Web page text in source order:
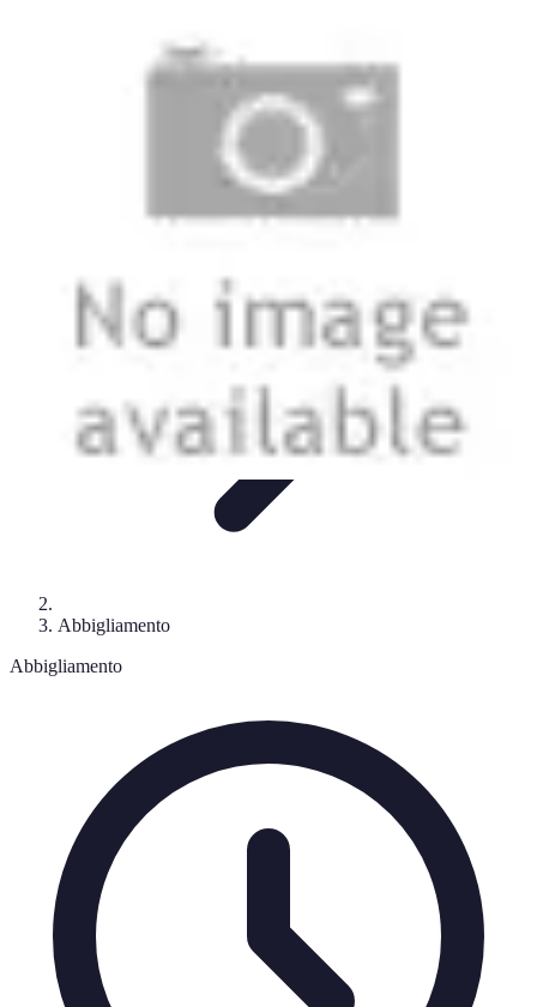
Consigli di StileTendenze
Abbigliamento
Abbigliamento